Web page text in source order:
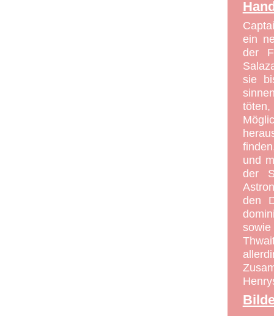
ein
der
sie
und
der
den